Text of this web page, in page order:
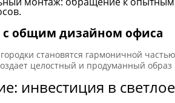
с общим дизайном офиса
становятся гармоничной
целостный и продуманный образ
инвестиция в